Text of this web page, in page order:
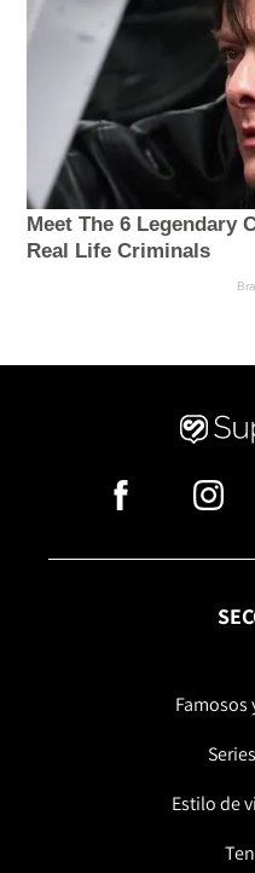
Famosos
Estilo de